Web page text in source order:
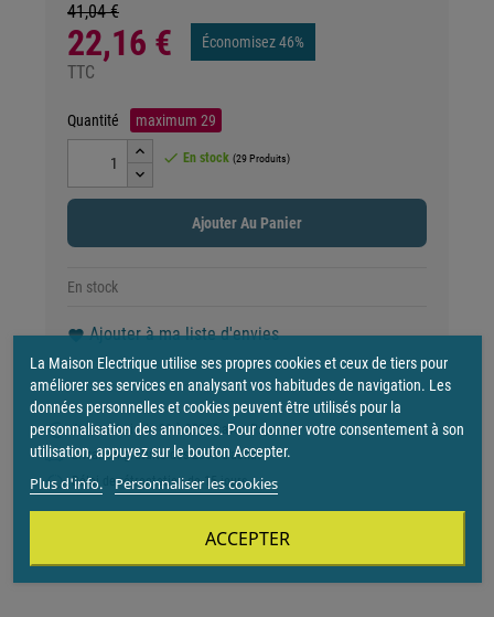
41,04 €
22,16 € Économisez 46%
TTC
Quantité maximum 29
 En stock (29 Produits)
Ajouter Au Panier
En stock
favoriteAjouter à ma liste d'envies
4x sans frais de 30 à 2000€ avec Paypal
Livraison gratuite dès 250€ d'achat
Délai de rétractation de 15 jours
La Maison Electrique utilise ses propres cookies et ceux de tiers pour
améliorer ses services en analysant vos habitudes de navigation. Les
données personnelles et cookies peuvent être utilisés pour la
personnalisation des annonces. Pour donner votre consentement à son
utilisation, appuyez sur le bouton Accepter.
Plus d'info. Personnaliser les cookies
ACCEPTER